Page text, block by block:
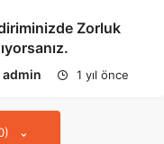
Zorluk
admin 1 yıl önce